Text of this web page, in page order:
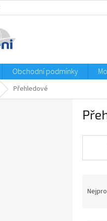
Obchodní podmínky
Přehledové